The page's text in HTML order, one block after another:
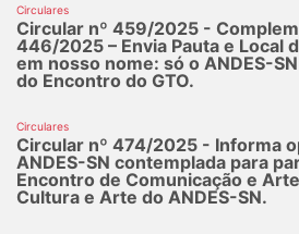
Circulares
Circular nº 459/2025 -
446/2025 – Envia Pauta e Local
em nosso nome: só o ANDES-
do Encontro do GTO.
Circulares
Circular nº 474/2025 - Informa
ANDES-SN contemplada para
Encontro de Comunicação e
Cultura e Arte do ANDES-SN.